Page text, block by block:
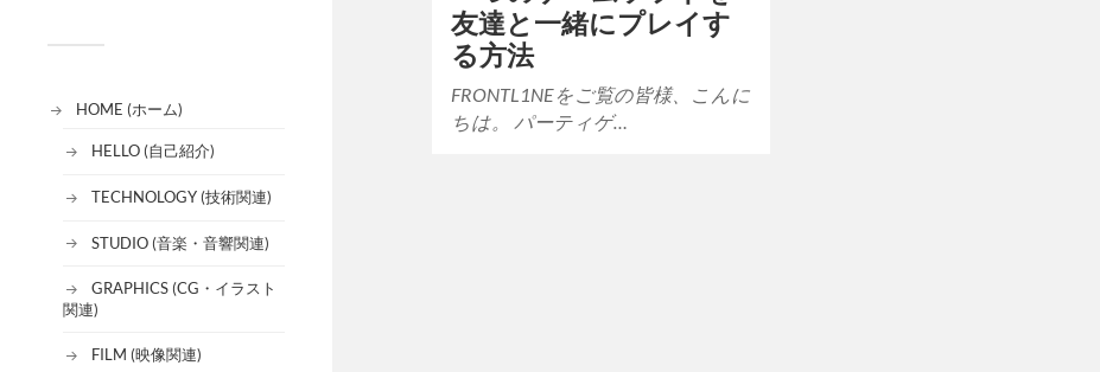
HOME (ホーム)
HELLO (自己紹介)
TECHNOLOGY (技術関連)
STUDIO (音楽・音響関連)
GRAPHICS (CG・イラスト
関連)
FILM (映像関連)
友達と一緒にプレイす
る方法
FRONTL1NEをご覧の皆様、こんに
ちは。 パーティゲ…